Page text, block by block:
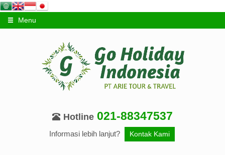
Menu
Hotline 021-88347537
Informasi lebih lanjut? Kontak Kami